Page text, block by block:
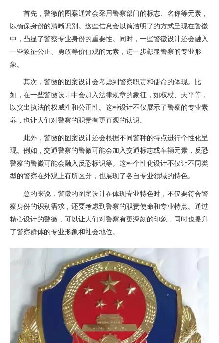
首先，警徽的图案通常会采用警察部门的标志、名称等元素，
以确保身份的清晰识别。这些信息会以简洁明了的方式呈现在警徽
中，凸显了警察专业身份的重要性。同时，一些警徽设计还会融入
一些象征公正、勇敢等价值观的元素，进一步彰显警察的专业形
象。
其次，警徽的图案设计会考虑到警察职责和使命的体现。比
如，在一些警徽设计中会加入法律规章的象征，如权杖、天平等，
以突出执法的权威性和公正性。这种设计不仅展示了警察的专业素
养，也让人们对警察的职责有更直观的认识。
此外，警徽的图案设计还会根据不同警种的特点进行个性化呈
现。例如，交通警察的警徽可能会加入交通标志或车辆元素，反恐
警察的警徽可能会融入反恐标识等。这种个性化设计不仅让不同类
型的警察在外观上有所区分，也展现了各自专业领域的特色。
总的来说，警徽的图案设计在体现专业特色时，不仅要符合警
察身份的识别需求，还要考虑到警察的职责使命和专业特点。通过
精心设计的警徽，可以让人们对警察有更深刻的印象，同时也提升
了警察群体的专业形象和社会地位。